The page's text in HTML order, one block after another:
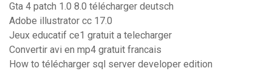
Gta 4 patch 1.0 8.0 télécharger deutsch
Adobe illustrator cc 17.0
Jeux educatif ce1 gratuit a telecharger
Convertir avi en mp4 gratuit francais
How to télécharger sql server developer edition